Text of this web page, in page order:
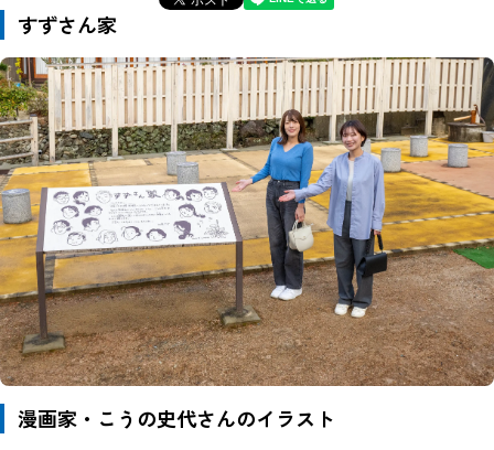
すずさん家
漫画家・こうの史代さんのイラスト